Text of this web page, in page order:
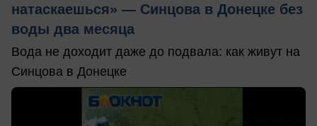
натаскаешься» — Синцова в Донецке без
воды два месяца
Вода не доходит даже до подвала: как живут на
Синцова в Донецке